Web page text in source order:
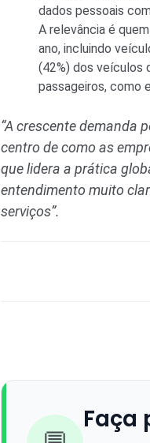
dados pessoais
A relevância é
ano, incluindo
(42%) dos veículos
passageiros, como
“A crescente demanda
centro de como as
que lidera a prática
entendimento muito
serviços”.
Faça